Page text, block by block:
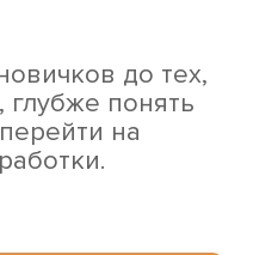
до тех,
глубже понять
на